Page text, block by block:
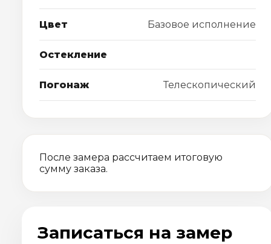
Цвет Базовое исполнение
Остекление
Погонаж Телескопический
После замера рассчитаем итоговую
сумму заказа.
Записаться на замер